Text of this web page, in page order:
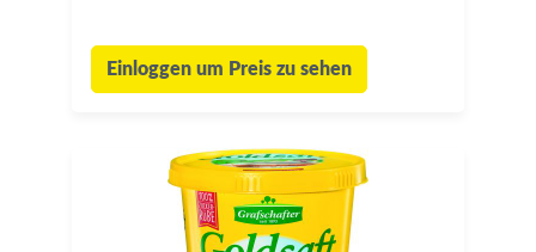
Einloggen um Preis zu sehen